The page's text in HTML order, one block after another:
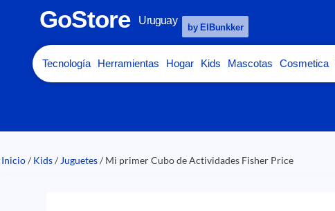
GoStore Uruguay
by ElBunkker
Tecnología Herramientas Hogar Kids Mascotas Cosmetica
Inicio/ Kids/ Juguetes/ Mi primer Cubo de Actividades Fisher Price